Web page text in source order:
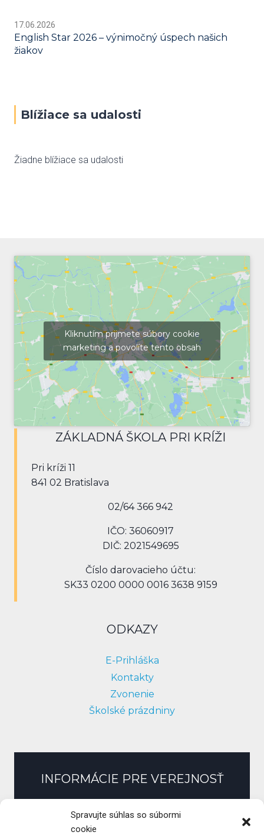
Spravujte súhlas so súbormi
cookie
17.06.2026
English Star 2026 – výnimočný úspech našich
žiakov
Blížiace sa udalosti
Žiadne blížiace sa udalosti
Kliknutím prijmete súbory cookie
marketing a povolíte tento obsah
ZÁKLADNÁ ŠKOLA PRI KRÍŽI
Pri kríži 11
841 02 Bratislava
02/64 366 942
IČO: 36060917
DIČ: 2021549695
Číslo darovacieho účtu:
SK33 0200 0000 0016 3638 9159
ODKAZY
E-Prihláška
Kontakty
Zvonenie
Školské prázdniny
INFORMÁCIE PRE VEREJNOSŤ
Slobodný prístup k informáciám
Zmluvy, faktúry, objednávky